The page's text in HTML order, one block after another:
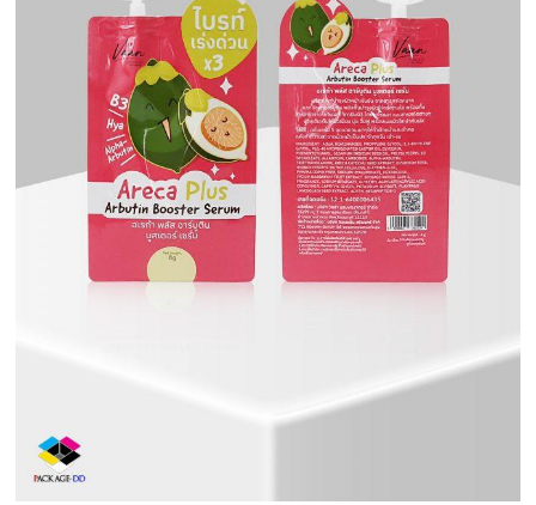
เครื่อง
กล่อง
สบู่